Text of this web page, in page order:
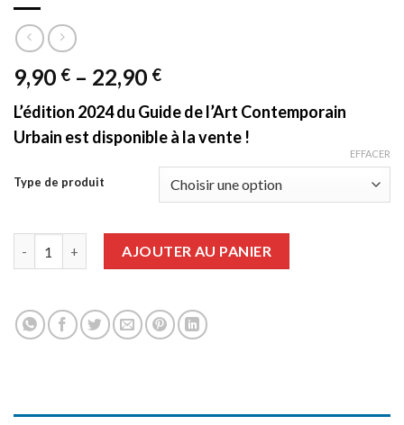
9,90 € – 22,90 €
L’édition 2024 du Guide de l’Art Contemporain
Urbain est disponible à la vente !
Type de produit
EFFACER
AJOUTER AU PANIER